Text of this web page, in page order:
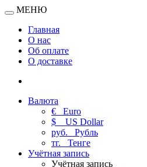
МЕНЮ
Главная
О нас
Об оплате
О доставке
Валюта
€ Euro
$
US Dollar
руб. Рубль
тг. Тенге
Учётная запись
Учётная запись